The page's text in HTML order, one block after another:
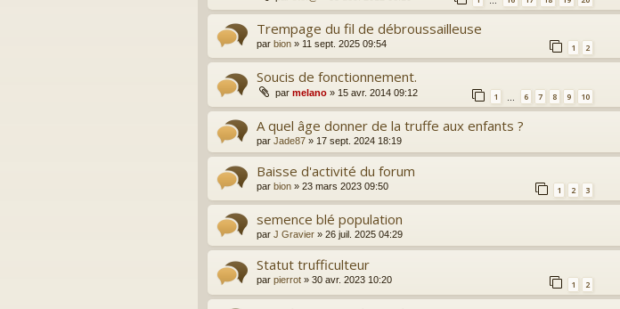
Trempage du fil de débroussailleuse
par bion » 11 sept. 2025 09:54 1 2
Soucis de fonctionnement.
par melano » 15 avr. 2014 09:12 1 6 7 8 9 10
A quel âge donner de la truffe aux enfants ?
par Jade87 » 17 sept. 2024 18:19
Baisse d'activité du forum
par bion » 23 mars 2023 09:50 1 2 3
semence blé population
par J Gravier » 26 juil. 2025 04:29
Statut trufficulteur
par pierrot » 30 avr. 2023 10:20 1 2